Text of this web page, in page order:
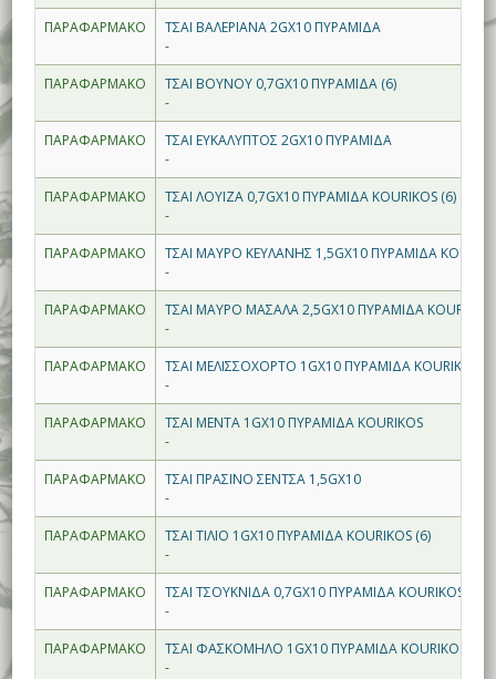
ΠΑΡΑΦΑΡΜΑΚΟ
ΤΣΑΙ ΒΑΛΕΡΙΑΝΑ 2GX10 ΠΥΡΑΜΙΔΑ
-
ΠΑΡΑΦΑΡΜΑΚΟ
ΤΣΑΙ ΒΟΥΝΟΥ 0,7GX10 ΠΥΡΑΜΙΔΑ (6)
-
ΠΑΡΑΦΑΡΜΑΚΟ
ΤΣΑΙ ΕΥΚΑΛΥΠΤΟΣ 2GX10 ΠΥΡΑΜΙΔΑ
-
ΠΑΡΑΦΑΡΜΑΚΟ
ΤΣΑΙ ΛΟΥΙΖΑ 0,7GX10 ΠΥΡΑΜΙΔΑ KOURIKOS (6)
-
ΠΑΡΑΦΑΡΜΑΚΟ
ΤΣΑΙ ΜΑΥΡΟ ΚΕΥΛΑΝΗΣ 1,5GX10 ΠΥΡΑΜΙΔΑ
-
ΠΑΡΑΦΑΡΜΑΚΟ
ΤΣΑΙ ΜΑΥΡΟ ΜΑΣΑΛΑ 2,5GX10 ΠΥΡΑΜΙΔΑ KOURIKOS
-
ΠΑΡΑΦΑΡΜΑΚΟ
ΤΣΑΙ ΜΕΛΙΣΣΟΧΟΡΤΟ 1GX10 ΠΥΡΑΜΙΔΑ KOURIKOS
-
ΠΑΡΑΦΑΡΜΑΚΟ
ΤΣΑΙ ΜΕΝΤΑ 1GX10 ΠΥΡΑΜΙΔΑ KOURIKOS
-
ΠΑΡΑΦΑΡΜΑΚΟ
ΤΣΑΙ ΠΡΑΣΙΝΟ ΣΕΝΤΣΑ 1,5GX10
-
ΠΑΡΑΦΑΡΜΑΚΟ
ΤΣΑΙ ΤΙΛΙΟ 1GX10 ΠΥΡΑΜΙΔΑ KOURIKOS (6)
-
ΠΑΡΑΦΑΡΜΑΚΟ
ΤΣΑΙ ΤΣΟΥΚΝΙΔΑ 0,7GX10 ΠΥΡΑΜΙΔΑ KOURIKOS
-
ΠΑΡΑΦΑΡΜΑΚΟ
ΤΣΑΙ ΦΑΣΚΟΜΗΛΟ 1GX10 ΠΥΡΑΜΙΔΑ KOURIKOS (6)
-